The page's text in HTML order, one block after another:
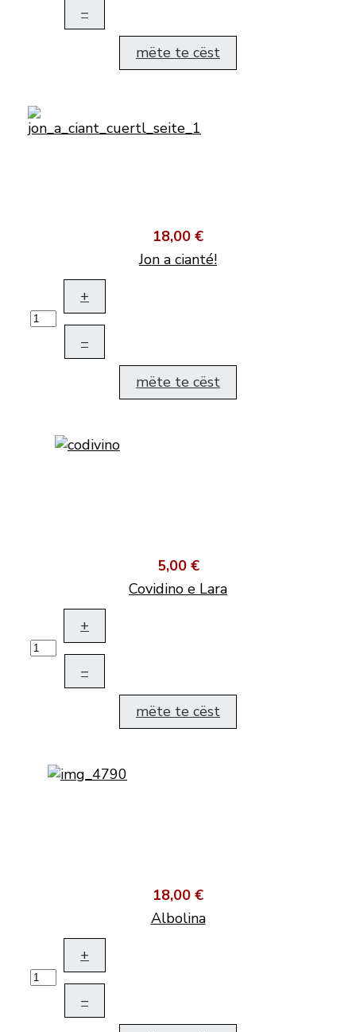
–
mëte te cëst
18,00 €
Jon a cianté!
+
–
mëte te cëst
5,00 €
Covidino e Lara
+
–
mëte te cëst
18,00 €
Albolina
+
–